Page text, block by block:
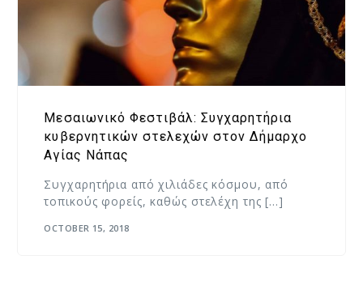
Μεσαιωνικό Φεστιβάλ: Συγχαρητήρια
κυβερνητικών στελεχών στον Δήμαρχο
Αγίας Νάπας
Συγχαρητήρια από χιλιάδες κόσμου, από
τοπικούς φορείς, καθώς στελέχη της […]
OCTOBER 15, 2018